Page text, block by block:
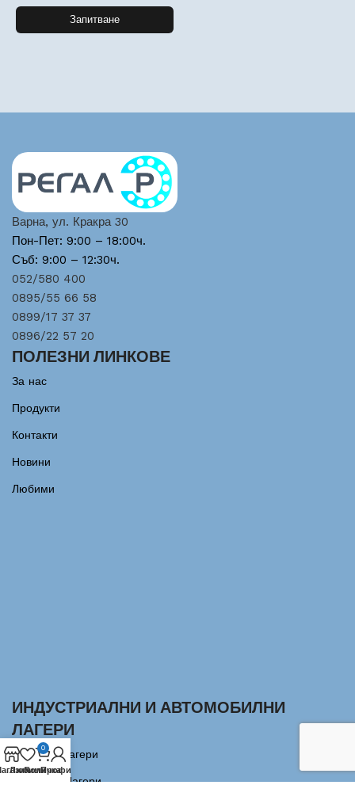
Запитване
Варна, ул. Кракра 30
Пон-Пет: 9:00 – 18:00ч.
Съб: 9:00 – 12:30ч.
052/580 400
0895/55 66 58
0899/17 37 37
0896/22 57 20
ПОЛЕЗНИ ЛИНКОВЕ
За нас
Продукти
Контакти
Новини
Любими
ИНДУСТРИАЛНИ И АВТОМОБИЛНИ
ЛАГЕРИ
Сачмени лагери
Аксиални Лагери
Любими
0
Количка
Профил